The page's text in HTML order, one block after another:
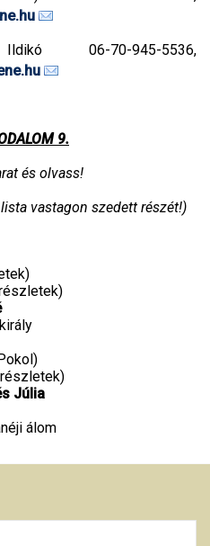
06-70-945-5536,
9.
és olvass!
vastagon szedett részét!)
Júlia
álom